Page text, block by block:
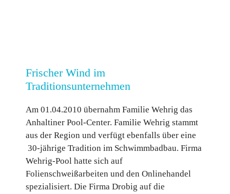
Frischer Wind im
Traditionsunternehmen
Am 01.04.2010 übernahm Familie Wehrig das
Anhaltiner Pool-Center. Familie Wehrig stammt
aus der Region und verfügt ebenfalls über eine
30-jährige Tradition im Schwimmbadbau. Firma
Wehrig-Pool hatte sich auf
Folienschweißarbeiten und den Onlinehandel
spezialisiert. Die Firma Drobig auf die